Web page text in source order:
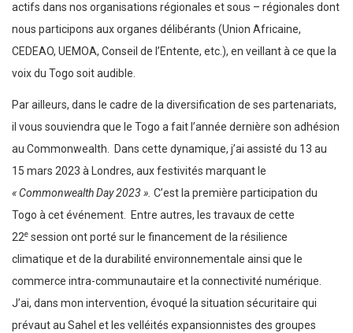
actifs dans nos organisations régionales et sous – régionales dont
nous participons aux organes délibérants (Union Africaine,
CEDEAO, UEMOA, Conseil de l’Entente, etc.), en veillant à ce que la
voix du Togo soit audible.
Par ailleurs, dans le cadre de la diversification de ses partenariats,
il vous souviendra que le Togo a fait l’année dernière son adhésion
au Commonwealth. Dans cette dynamique, j’ai assisté du 13 au
15 mars 2023 à Londres, aux festivités marquant le
« Commonwealth Day 2023 ». C’est la première participation du
Togo à cet événement. Entre autres, les travaux de cette
22e session ont porté sur le financement de la résilience
climatique et de la durabilité environnementale ainsi que le
commerce intra-communautaire et la connectivité numérique.
J’ai, dans mon intervention, évoqué la situation sécuritaire qui
prévaut au Sahel et les velléités expansionnistes des groupes